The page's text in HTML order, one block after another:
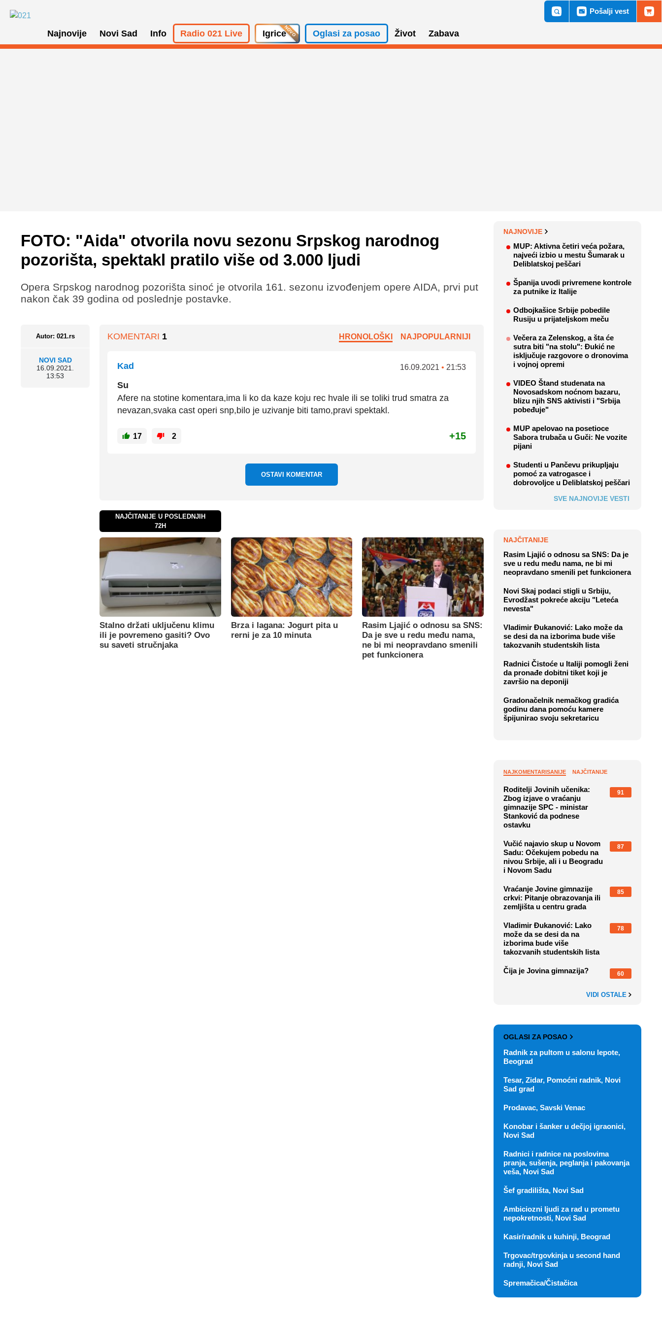
Najnovije Novi Sad Info Radio 021 Live Igrice Oglasi za posao Život Zabava
Pošalji vest
FOTO: "Aida" otvorila novu sezonu Srpskog narodnog
pozorišta, spektakl pratilo više od 3.000 ljudi
Autor: 021.rs
NOVI SAD
16.09.2021.
13:53
Opera Srpskog narodnog pozorišta sinoć je otvorila 161. sezonu izvođenjem opere AIDA, prvi put
nakon čak 39 godina od poslednje postavke.
KOMENTARI 1 HRONOLOŠKI NAJPOPULARNIJI
Kad 16.09.2021 • 21:53
Su
Afere na stotine komentara,ima li ko da kaze koju rec hvale ili se toliki trud smatra za
nevazan,svaka cast operi snp,bilo je uzivanje biti tamo,pravi spektakl.
17 2 +15
OSTAVI KOMENTAR
NAJČITANIJE U POSLEDNJIH
72H
Stalno držati uključenu klimu
ili je povremeno gasiti? Ovo
su saveti stručnjaka
Brza i lagana: Jogurt pita u
rerni je za 10 minuta
Rasim Ljajić o odnosu sa SNS:
Da je sve u redu među nama,
ne bi mi neopravdano smenili
pet funkcionera
NAJNOVIJE
MUP: Aktivna četiri veća požara,
najveći izbio u mestu Šumarak u
Deliblatskoj peščari
Španija uvodi privremene kontrole
za putnike iz Italije
Odbojkašice Srbije pobedile
Rusiju u prijateljskom meču
Večera za Zelenskog, a šta će
sutra biti "na stolu": Đukić ne
isključuje razgovore o dronovima
i vojnoj opremi
VIDEO Štand studenata na
Novosadskom noćnom bazaru,
blizu njih SNS aktivisti i "Srbija
pobeđuje"
MUP apelovao na posetioce
Sabora trubača u Guči: Ne vozite
pijani
Studenti u Pančevu prikupljaju
pomoć za vatrogasce i
dobrovoljce u Deliblatskoj peščari
SVE NAJNOVIJE VESTI
NAJČITANIJE
Rasim Ljajić o odnosu sa SNS: Da je
sve u redu među nama, ne bi mi
neopravdano smenili pet funkcionera
Novi Skaj podaci stigli u Srbiju,
Evrodžast pokreće akciju "Leteća
nevesta"
Vladimir Đukanović: Lako može da
se desi da na izborima bude više
takozvanih studentskih lista
Radnici Čistoće u Italiji pomogli ženi
da pronađe dobitni tiket koji je
završio na deponiji
Gradonačelnik nemačkog gradića
godinu dana pomoću kamere
špijunirao svoju sekretaricu
NAJKOMENTARISANIJE NAJČITANIJE
Roditelji Jovinih učenika:
Zbog izjave o vraćanju
gimnazije SPC - ministar
Stanković da podnese
ostavku
91
Vučić najavio skup u Novom
Sadu: Očekujem pobedu na
nivou Srbije, ali i u Beogradu
i Novom Sadu
87
Vraćanje Jovine gimnazije
crkvi: Pitanje obrazovanja ili
zemljišta u centru grada
85
Vladimir Đukanović: Lako
može da se desi da na
izborima bude više
takozvanih studentskih lista
78
Čija je Jovina gimnazija? 60
VIDI OSTALE
OGLASI ZA POSAO
Radnik za pultom u salonu lepote,
Beograd
Tesar, Zidar, Pomoćni radnik, Novi
Sad grad
Prodavac, Savski Venac
Konobar i šanker u dečjoj igraonici,
Novi Sad
Radnici i radnice na poslovima
pranja, sušenja, peglanja i pakovanja
veša, Novi Sad
Šef gradilišta, Novi Sad
Ambiciozni ljudi za rad u prometu
nepokretnosti, Novi Sad
Kasir/radnik u kuhinji, Beograd
Trgovac/trgovkinja u second hand
radnji, Novi Sad
Spremačica/Čistačica